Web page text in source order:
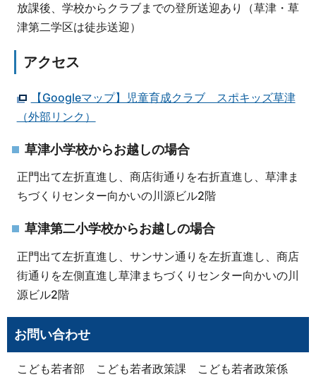
放課後、学校からクラブまでの登所送迎あり（草津・草
津第二学区は徒歩送迎）
アクセス
【Googleマップ】児童育成クラブ スポキッズ草津
（外部リンク）
草津小学校からお越しの場合
正門出て左折直進し、商店街通りを右折直進し、草津ま
ちづくりセンター向かいの川源ビル2階
草津第二小学校からお越しの場合
正門出て左折直進し、サンサン通りを左折直進し、商店
街通りを左側直進し草津まちづくりセンター向かいの川
源ビル2階
お問い合わせ
こども若者部 こども若者政策課 こども若者政策係